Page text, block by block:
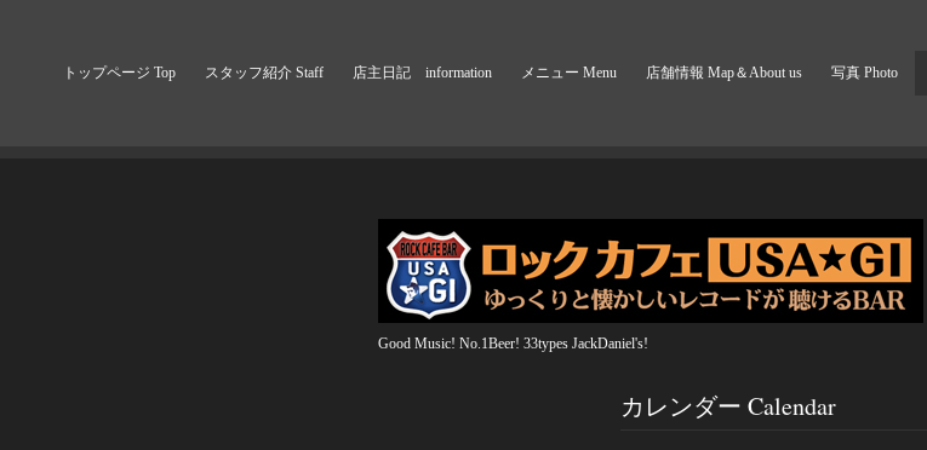
トップページ Top スタッフ紹介 Staff 店主日記 information メニュー Menu 店舗情報 Map＆About us 写真 Photo
Good Music! No.1Beer! 33types JackDaniel's!
カレンダー Calendar